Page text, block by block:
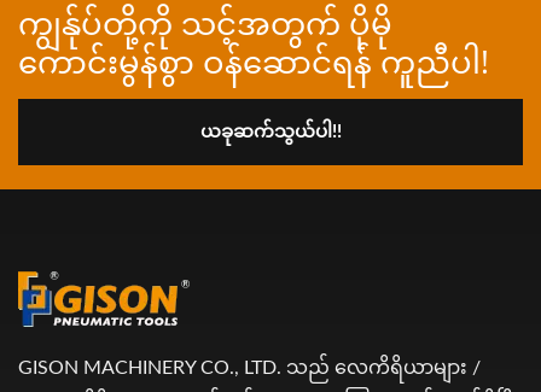
ကျွန်ုပ်တို့ကို သင့်အတွက် ပိုမို
ကောင်းမွန်စွာ ဝန်ဆောင်ရန် ကူညီပါ!
ယခုဆက်သွယ်ပါ!!
GISON MACHINERY CO., LTD. သည် လေကိရိယာများ /